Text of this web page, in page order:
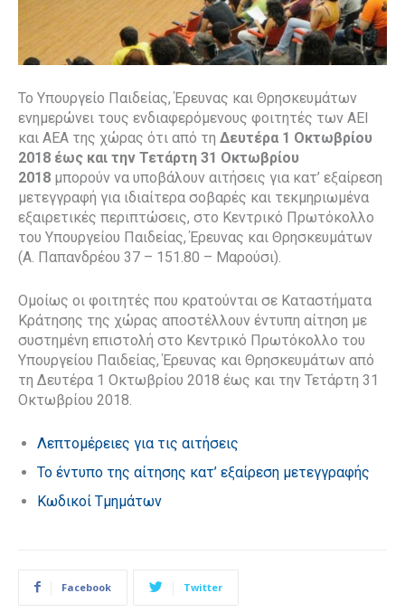
Το Υπουργείο Παιδείας, Έρευνας και Θρησκευμάτων
ενημερώνει τους ενδιαφερόμενους φοιτητές των ΑΕΙ
και ΑΕΑ της χώρας ότι από τη Δευτέρα 1 Οκτωβρίου
2018 έως και την Τετάρτη 31 Οκτωβρίου
2018 μπορούν να υποβάλουν αιτήσεις για κατ’ εξαίρεση
μετεγγραφή για ιδιαίτερα σοβαρές και τεκμηριωμένα
εξαιρετικές περιπτώσεις, στο Κεντρικό Πρωτόκολλο
του Υπουργείου Παιδείας, Έρευνας και Θρησκευμάτων
(Α. Παπανδρέου 37 – 151.80 – Μαρούσι).
Ομοίως οι φοιτητές που κρατούνται σε Καταστήματα
Κράτησης της χώρας αποστέλλουν έντυπη αίτηση με
συστημένη επιστολή στο Κεντρικό Πρωτόκολλο του
Υπουργείου Παιδείας, Έρευνας και Θρησκευμάτων από
τη Δευτέρα 1 Οκτωβρίου 2018 έως και την Τετάρτη 31
Οκτωβρίου 2018.
Λεπτομέρειες για τις αιτήσεις
Το έντυπο της αίτησης κατ’ εξαίρεση μετεγγραφής
Κωδικοί Τμημάτων
Facebook Twitter